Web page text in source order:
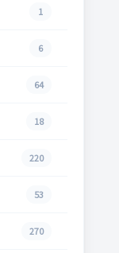
1
6
64
18
220
53
270